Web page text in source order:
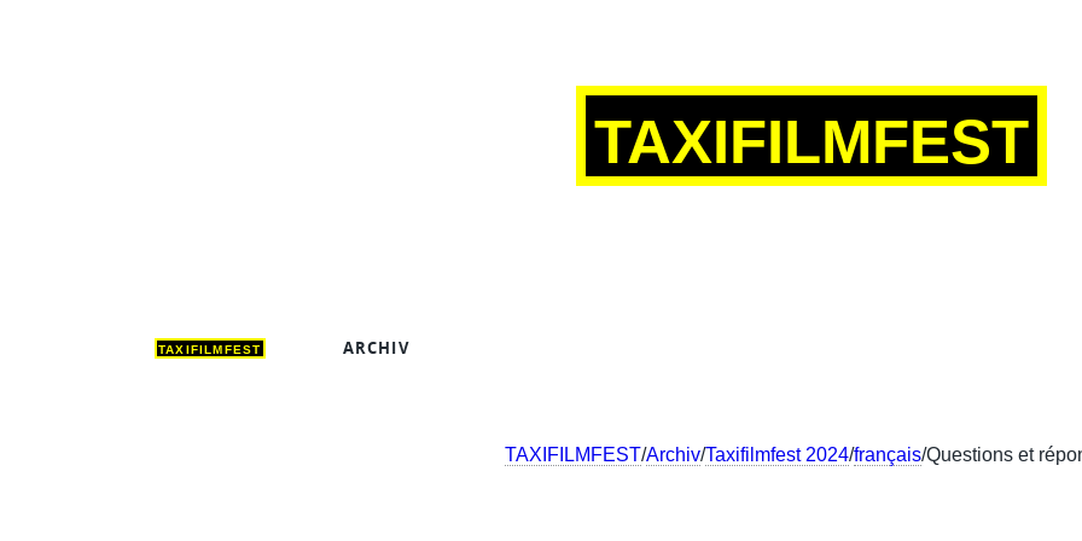
TAXIFILMFEST
TAXIFILMFEST ARCHIV
TAXIFILMFEST/Archiv/Taxifilmfest 2024/français/Questions et